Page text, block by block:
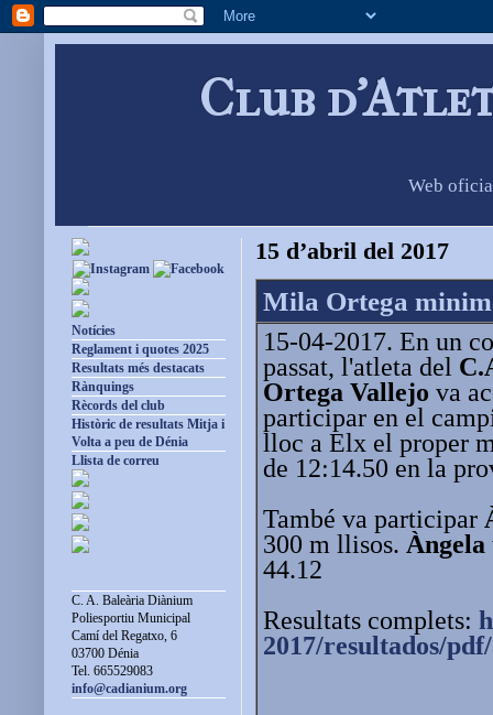
Club
Web
15 d’abril del 2017
Mila Ortega
15-04-2017. En un
passat, l'atleta del
Ortega Vallejo va
participar en el
lloc a Elx el proper
de 12:14.50 en la
També va participar
300 m llisos. Àngela
44.12
Resultats complets:
2017/resultados/
Notícies
Reglament i quotes 2025
Resultats més destacats
Rànquings
Rècords del club
Històric de resultats Mitja i
Volta a peu de Dénia
Llista de correu
C. A. Baleària Diànium
Poliesportiu Municipal
Camí del Regatxo, 6
03700 Dénia
Tel. 665529083
info@cadianium.org